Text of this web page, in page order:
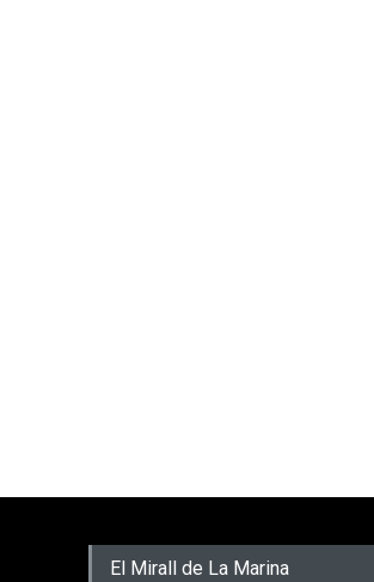
El Mirall de La Marina